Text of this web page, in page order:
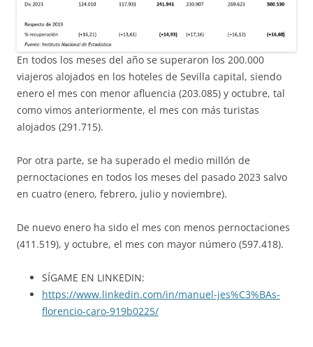
En todos los meses del año se superaron los 200.000
viajeros alojados en los hoteles de Sevilla capital, siendo
enero el mes con menor afluencia (203.085) y octubre, tal
como vimos anteriormente, el mes con más turistas
alojados (291.715).
Por otra parte, se ha superado el medio millón de
pernoctaciones en todos los meses del pasado 2023 salvo
en cuatro (enero, febrero, julio y noviembre).
De nuevo enero ha sido el mes con menos pernoctaciones
(411.519), y octubre, el mes con mayor número (597.418).
SÍGAME EN LINKEDIN:
https://www.linkedin.com/in/manuel-jes%C3%BAs-
florencio-caro-919b0225/